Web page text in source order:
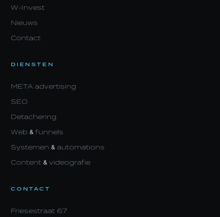
W-Invest
Nieuws
Contact
DIENSTEN
META advertising
SEO
Detachering
Web & funnels
Systemen & automations
Content & videografie
CONTACT
Friesestraat 67